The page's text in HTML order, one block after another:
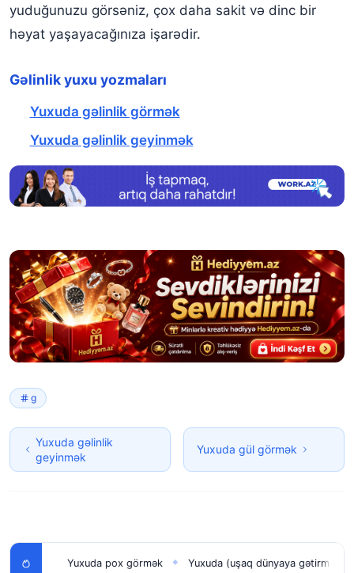
yuduğunuzu görsəniz, çox daha sakit və dinc bir
həyat yaşayacağınıza işarədir.
Gəlinlik yuxu yozmaları
Yuxuda gəlinlik görmək
Yuxuda gəlinlik geyinmək
g
Yuxuda gəlinlik
geyinmək
Yuxuda gül görmək
Yuxuda pox görmək ◆ Yuxuda (uşaq dünyaya gətirmək) doğmaq